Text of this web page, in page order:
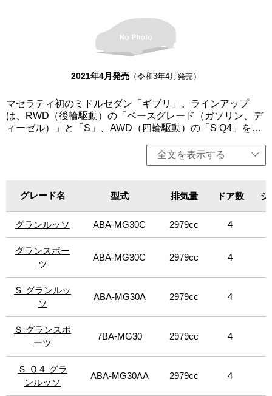
施され、またヘッドレストにはブルーのトライデントロゴ
が刺繍されている。そしてドアパネルやダッシュボードに
も同様のデザインが施され、インテリアに軽やかさと現代
性を与えている。フロントグリルには、音叉をモチーフと
するダブルブレード・スポークが組み合わされており、リ
アのテールランプは、ジョルジェット ジウジアーロによる
名車 3200GTとアルフィエーリにインスパイアされた、ブ
ーメラン・シェイプに仕上げた。また、日本のストリート
カルチャーシーンを牽引してきた藤原ヒロシ氏とのコラボ
レーションにより生まれた特別仕様車「オペラネラ」、
「オペラビアンカ」を設定（日本限定40台）。エクステリ
アカラーだけでなく、ブラックカラーのホイールやドア・
ハンドルなど細部にわたって色が統一。一方、インテリア
で構成され、スティッチやヘッドレストのトライデントに
を引くのは、象徴的なフロントグリル。藤原氏の都会的な
リルとロゴに反映されている。20インチのUranoマットブ
ラックホイールが装着され、CピラーにはFragmentロゴの
入った専用バッジが取り付けられており、エクステリアの
完成度を高めている。「S Q4 グランルッソ」、「S Q4 グ
ランスポーツ」は左ハンドル、その他は左右ハンドル設
定。
2021年4月発売 （令和3年4月発売）
マセラティ初のミドルセダン「ギブリ」。ラインアップ
は、RWD（後輪駆動）の「ベースグレード（ガソリン、デ
ィーゼル）」と「S」、AWD（四輪駆動）の「S Q4」を設
グレード（ディーゼル）」を除く）を用意。いずれも3L V6
ターボエンジンを搭載し、8速オートマチックトランスミッ
パクトでスポーティーでありながら、パワフルなパフォー
マンスを実現。卓越した性能、操縦性、豪華さ、そして革
新的なイタリアンデザインを採用する。エンジンは、排出
ガス低減や燃費向上が見込まれる「スタート＆ストップ機
能」を全グレードに標準装備。今回、エクステリアがリフ
レッシュされ、マルチメディアシステムを大幅にアップグ
レードした。新しいフロントグリルと、ジウジアーロによ
イアされたブーメラン型の新しいリアライトクラスターが
採用され、より洗練された印象となった。「ベースグレー
ド（ガソリンエンジン）」、「S」は左右、「ベースグレー
ハンドルの設定。
全文を表示する
グレード名
グランルッソ
グランスポー
ツ
Ｓ グランルッ
ソ
Ｓ グランスポ
ーツ
Ｓ Ｑ４ グラ
ンルッソ
グレード名 型式 排気量 ドア数 シ
グランルッソ ABA-MG30C 2979cc 4
グランスポー
ツ
ABA-MG30C 2979cc 4
Ｓ グランルッ
ソ
ABA-MG30A 2979cc 4
Ｓ グランスポ
ーツ
7BA-MG30 2979cc 4
Ｓ Ｑ４ グラ
ンルッソ
ABA-MG30AA 2979cc 4